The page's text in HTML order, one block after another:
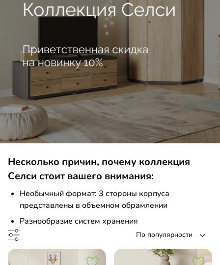
гостиная
шкаф
детская
до
до
Несколько причин, почему коллекция
Селси стоит вашего внимания:
Необычный формат: 3 стороны корпуса
представлены в объемном обрамлении
Разнообразие систем хранения
По популярности